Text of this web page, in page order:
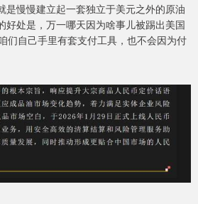
是慢慢建立起一套独立于美元之外的原油
好处是，万一哪天因为啥事儿被踢出美国
们自己手里有套支付工具，也不会因为付